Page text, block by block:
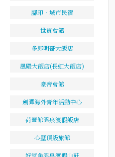
腳印‧城市民宿
世貿會館
多郎明哥大飯店
凰殿大飯店(長虹大飯店)
豪帝會館
劍潭海外青年活動中心
荷豐館溫泉渡假飯店
心墅頂級旅館